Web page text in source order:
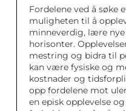
Fordelene ved å søke
muligheten til å
minneverdig, lære
horisonter.
mestring og bidra til
kan være fysiske og
kostnader og
opp fordelene mot
en episk opplevelse